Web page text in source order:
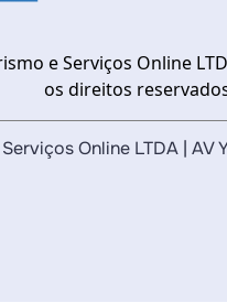
e Serviços Online
os direitos
Online LTDA | AV